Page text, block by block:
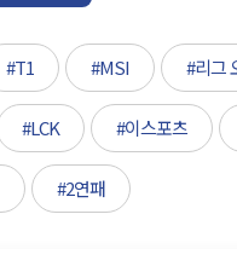
#T1 #MSI #리그
#LCK #이스포츠
#2연패